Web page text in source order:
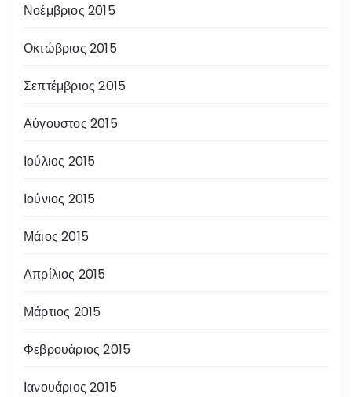
Νοέμβριος 2015
Οκτώβριος 2015
Σεπτέμβριος 2015
Αύγουστος 2015
Ιούλιος 2015
Ιούνιος 2015
Μάιος 2015
Απρίλιος 2015
Μάρτιος 2015
Φεβρουάριος 2015
Ιανουάριος 2015